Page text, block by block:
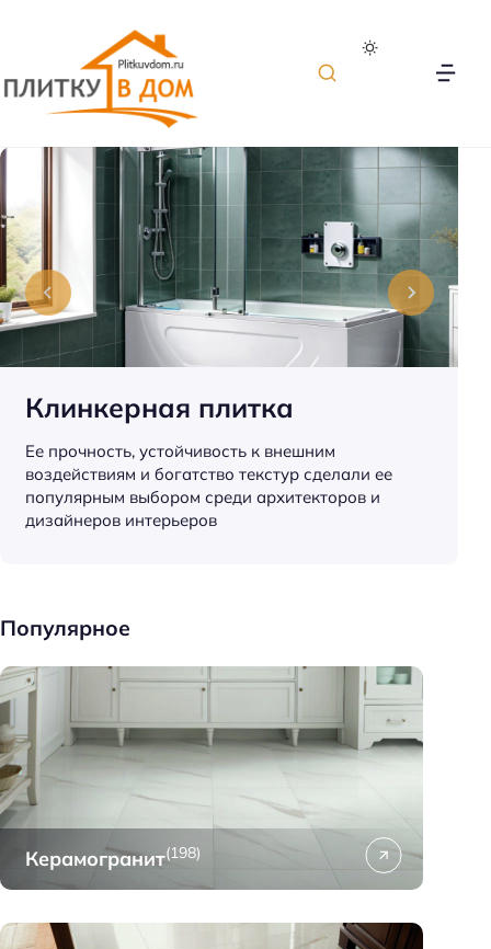
т
к
а
д
л
а
Клинкерная плитка
Ее прочность, устойчивость к внешним
воздействиям и богатство текстур сделали ее
популярным выбором среди архитекторов и
дизайнеров интерьеров
Популярное
Керамогранит(198)